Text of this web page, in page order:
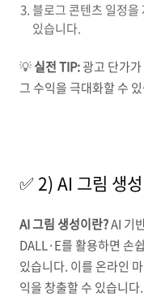
블로그 콘텐츠 일정을
있습니다.
💡실전 TIP:광고 단가
그 수익을 극대화할 수
✅ 2) AI 그림 생
AI 그림 생성이란?AI 기
DALL·E를 활용하면 손
있습니다. 이를 온라인
익을 창출할 수 있습니다.